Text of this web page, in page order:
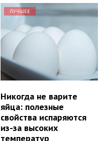
ЛУЧШЕЕ
Никогда не варите
яйца: полезные
свойства испаряются
из-за высоких
температур